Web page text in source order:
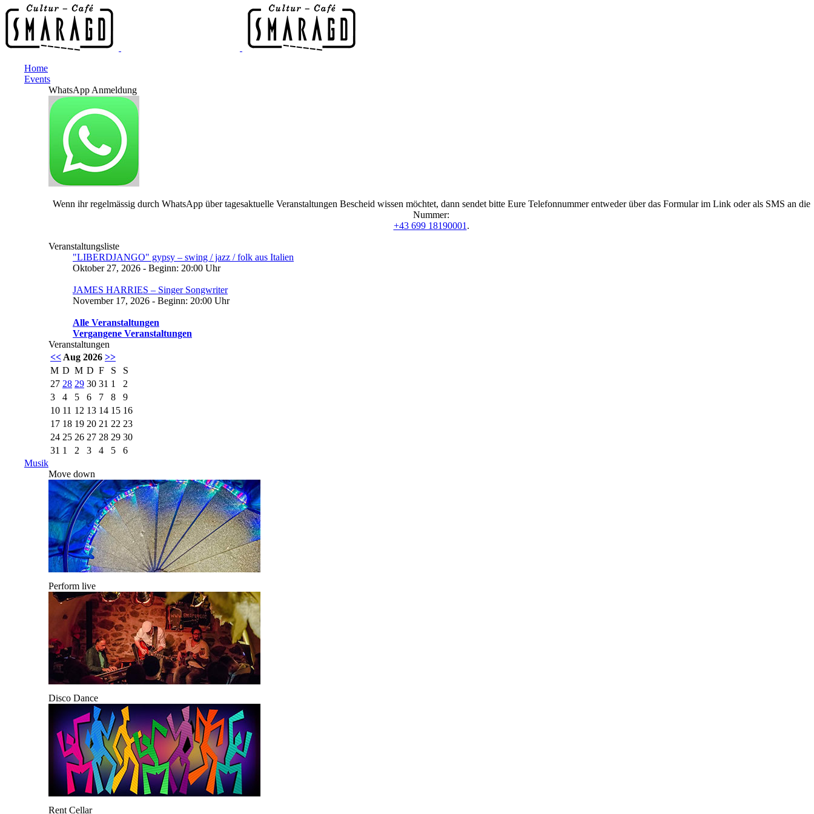
Home
Events
WhatsApp Anmeldung
Wenn ihr regelmässig durch WhatsApp über tagesaktuelle Veranstaltungen Bescheid wissen möchtet, dann sendet bitte Eure Telefonnummer entweder über das Formular im Link oder als SMS an die
Nummer:
+43 699 18190001 .
Veranstaltungsliste
"LIBERDJANGO" gypsy – swing / jazz / folk aus Italien
Oktober 27, 2026 - Beginn: 20:00 Uhr
JAMES HARRIES – Singer Songwriter
November 17, 2026 - Beginn: 20:00 Uhr
Alle Veranstaltungen
Vergangene Veranstaltungen
Veranstaltungen
<< Aug 2026 >>
M D M D F S
S
27 28 29 30 31 1
2
3
4 5 6 7 8
9
10 11 12 13 14 15 16
17 18 19 20 21 22 23
24 25 26 27 28 29 30
31 1 2 3 4 5
6
Musik
Move down
Perform live
Disco Dance
Rent Cellar